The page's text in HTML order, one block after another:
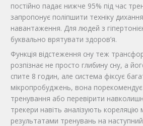
постійно падає нижче 95% під час
запропонує поліпшити техніку
навантаження. Для людей з
буквально врятувати здоров’я.
Функція відстеження сну теж
розпізнає не просто глибину сну, а
спите 8 годин, але система фіксує
мікропробуджень, вона порекомендує
тренування або перевірити
трекери навіть аналізують
результатами тренувань на